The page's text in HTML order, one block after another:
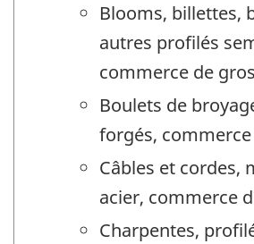
Blooms, billettes,
autres profilés
commerce de gros
Boulets de
forgés,
Câbles et cordes,
acier, commerce
Charpentes,